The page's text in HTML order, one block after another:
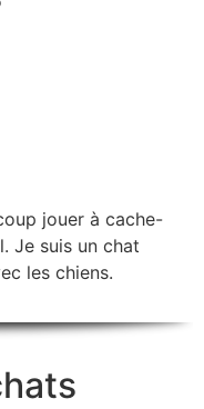
jouer à cache-
Je suis un chat
les chiens.